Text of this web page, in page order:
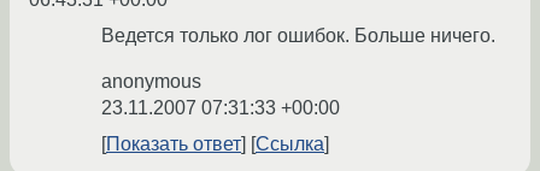
Ведется только лог ошибок. Больше ничего.
anonymous
23.11.2007 07:31:33 +00:00
Показать ответ
Ссылка